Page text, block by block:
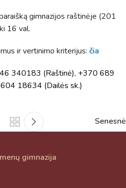
gimnazijos raštinėje (201
16 val.
ir vertinimo kriterijus: čia
340183 (Raštinė), +370 689
18634 (Dailės sk.)
Senesnė
gimnazija